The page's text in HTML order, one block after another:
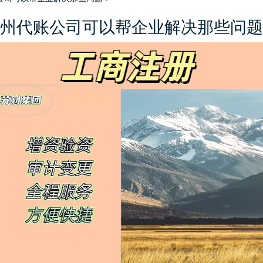
代账公司可以帮企业解决那些问